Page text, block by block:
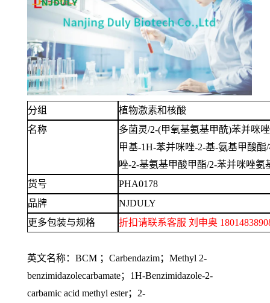
分组
植物激素和核酸
名称
多菌灵/2-(甲氧基氨基甲酰)苯并咪
甲基-1H-苯并咪唑-2-基-氨基甲酸
唑-2-基氨基甲酸甲酯/2-苯并咪唑氨
货号
PHA0178
品牌
NJDULY
更多包装与规格
折扣请联系客服 刘申奥
英文名称： BCM ；Carbendazim；Methyl 2-
benzimidazolecarbamate；1H-Benzimidazole-2-
carbamic acid methyl ester；2-